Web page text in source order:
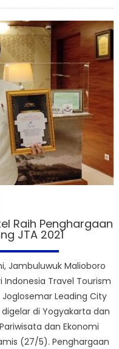
Raih Penghargaan
JTA 2021
Jambuluwuk Malioboro
Travel Tourism
Leading City
di Yogyakarta dan
dan Ekonomi
(27/5). Penghargaan